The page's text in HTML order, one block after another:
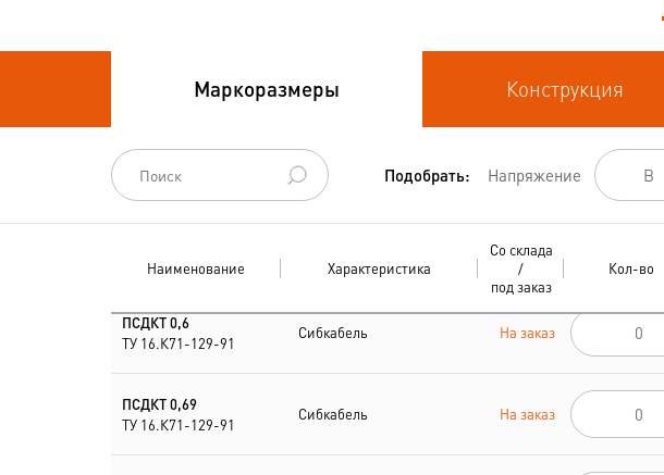
Провода силовые для
Провода
спец.назначения
Провода
Шнуры шахтные
Маркоразмеры Конструкция
Подобрать: Напряжение
Наименование Характеристика
Со склада
/
под заказ
Кол-во
ПСДКТ 0,6
ТУ 16.К71-129-91
Сибкабель На заказ
ПСДКТ 0,69
ТУ 16.К71-129-91
Сибкабель На заказ